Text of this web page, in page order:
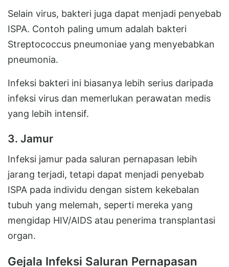
Selain virus, bakteri juga dapat menjadi penyebab
ISPA. Contoh paling umum adalah bakteri
Streptococcus pneumoniae yang menyebabkan
pneumonia.
Infeksi bakteri ini biasanya lebih serius daripada
infeksi virus dan memerlukan perawatan medis
yang lebih intensif.
3. Jamur
Infeksi jamur pada saluran pernapasan lebih
jarang terjadi, tetapi dapat menjadi penyebab
ISPA pada individu dengan sistem kekebalan
tubuh yang melemah, seperti mereka yang
mengidap HIV/AIDS atau penerima transplantasi
organ.
Gejala Infeksi Saluran Pernapasan